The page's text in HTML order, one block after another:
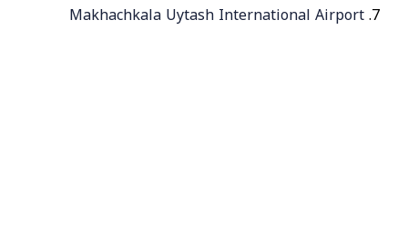
Makhachkala Uytash International Airport